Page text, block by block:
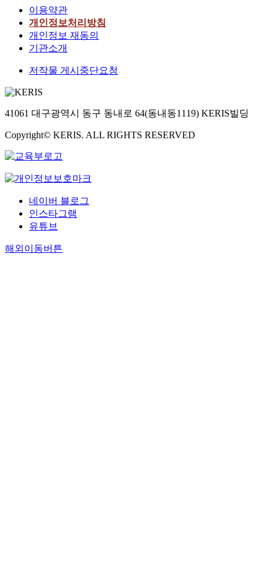
이용약관
개인정보처리방침
개인정보 재동의
기관소개
저작물 게시중단요청
41061 대구광역시 동구 동내로 64(동내동1119) KERIS빌딩
Copyright© KERIS. ALL RIGHTS RESERVED
네이버 블로그
인스타그램
유튜브
해외이동버튼